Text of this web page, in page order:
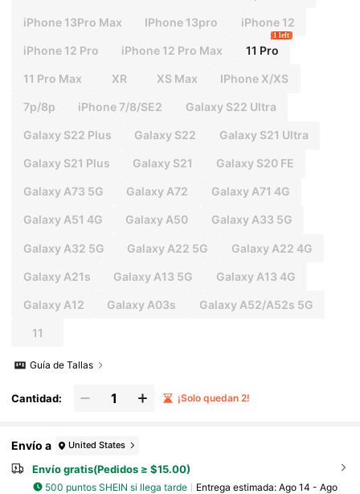
iPhone 13Pro Max IPhone 13pro iPhone 12
iPhone 12 Pro iPhone 12 Pro Max 11 Pro
1 left
11 Pro Max XR XS Max IPhone X/XS
7p/8p iPhone 7/8/SE2 Galaxy S22 Ultra
Galaxy S22 Plus Galaxy S22 Galaxy S21 Ultra
Galaxy S21 Plus Galaxy S21 Galaxy S20 FE
Galaxy A73 5G Galaxy A72 Galaxy A71 4G
Galaxy A51 4G Galaxy A50 Galaxy A33 5G
Galaxy A32 5G Galaxy A22 5G Galaxy A22 4G
Galaxy A21s Galaxy A13 5G Galaxy A13 4G
Galaxy A12 Galaxy A03s Galaxy A52/A52s 5G
11
Guía de Tallas
Cantidad: ¡Solo quedan 2!
Envío a United States
Envío gratis(Pedidos ≥ $15.00)
500 puntos SHEIN si llega tarde Entrega estimada: Ago 14 - Ago